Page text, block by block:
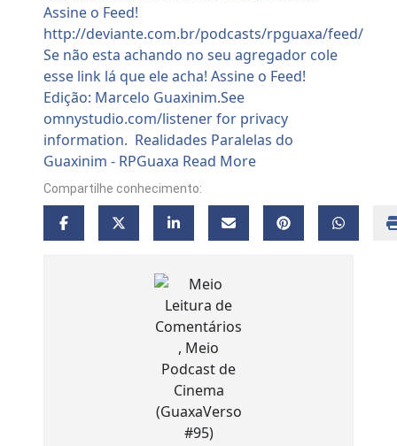
Compartilhe conhecimento: